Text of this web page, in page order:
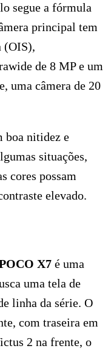
segue a fórmula
principal tem
(OIS),
de 8 MP e um
uma câmera de 20
boa nitidez e
situações,
cores possam
elevado.
X7 é uma
uma tela de
linha da série. O
com traseira em
2 na frente, o